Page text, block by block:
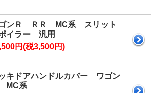
ンＲ ＲＲ MC系 スリット
イラー 汎用
円(税3,500円)
キドアハンドルカバー ワゴン
MC系